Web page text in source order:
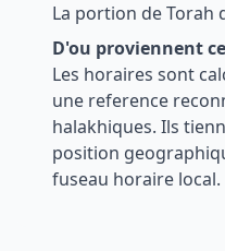
La portion de Torah
D'ou proviennent
Les horaires sont
une reference
halakhiques. Ils
position
fuseau horaire local.